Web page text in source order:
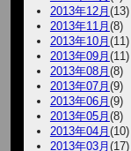
2013年12月(13)
2013年11月(8)
2013年10月(11)
2013年09月(11)
2013年08月(8)
2013年07月(9)
2013年06月(9)
2013年05月(8)
2013年04月(10)
2013年03月(17)